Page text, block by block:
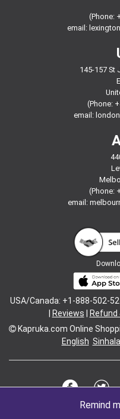
Remind
(Phone:
email:
145-157 St
(Phone:
email:
(Phone:
email:
USA/Canada: +1-888-502-
Reviews Refund
Kapruka.com Online
English Sinhala